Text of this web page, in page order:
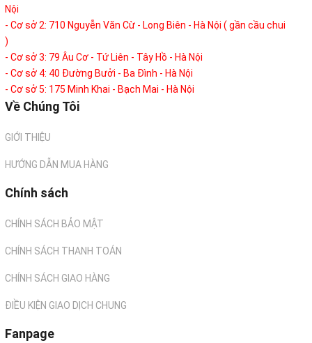
Nội
- Cơ sở 2: 710 Nguyễn Văn Cừ - Long Biên - Hà Nội ( gần cầu chui
)
- Cơ sở 3: 79 Âu Cơ - Tứ Liên - Tây Hồ - Hà Nội
- Cơ sở 4: 40 Đường Bưởi - Ba Đình - Hà Nội
- Cơ sở 5: 175 Minh Khai - Bạch Mai - Hà Nội
Về Chúng Tôi
GIỚI THIỆU
HƯỚNG DẪN MUA HÀNG
Chính sách
CHÍNH SÁCH BẢO MẬT
CHÍNH SÁCH THANH TOÁN
CHÍNH SÁCH GIAO HÀNG
ĐIỀU KIỆN GIAO DỊCH CHUNG
Fanpage